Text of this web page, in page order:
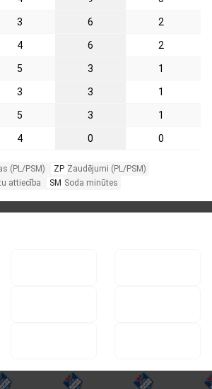
3 6 2
4 6 2
5 3 1
3 3 1
5 3 1
4 0 0
(PL/PSM) ZP Zaudējumi (PL/PSM)
attiecība SM Soda minūtes